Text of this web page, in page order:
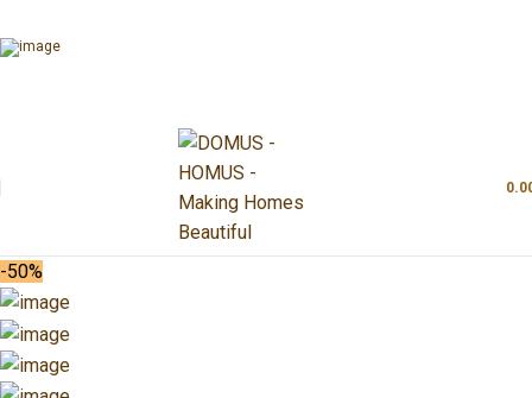
-50%